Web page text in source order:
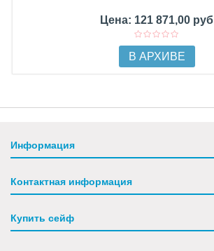
Цена: 121 871,00 руб
В АРХИВЕ
Информация
Контактная информация
Купить сейф